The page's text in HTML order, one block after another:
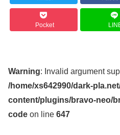
Pocket
Warning: Invalid argument
/home/xs642990/dark-
content/plugins/bravo-neo/
code on line 647